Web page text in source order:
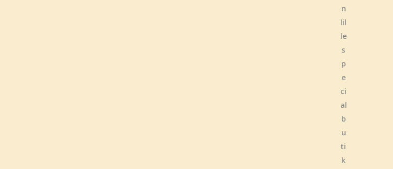
n
lil
le
s
p
e
ci
al
b
u
ti
k